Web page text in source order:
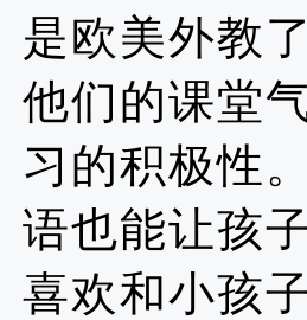
是欧美外教
他们的课堂
习的积极性
语也能让孩
喜欢和小孩